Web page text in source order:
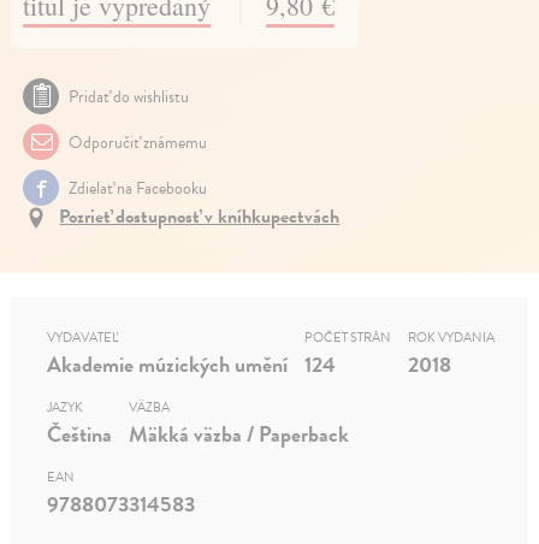
Pridať do wishlistu
Odporučiť známemu
Zdielať na Facebooku
Pozrieť dostupnosť v kníhkupectvách
VYDAVATEĽ
Akademie múzických umění
POČET STRÁN
124
ROK VYDANIA
2018
JAZYK
Čeština
VÄZBA
Mäkká väzba / Paperback
EAN
9788073314583